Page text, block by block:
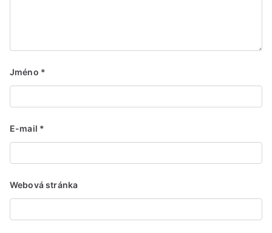
Jméno *
E-mail *
Webová stránka